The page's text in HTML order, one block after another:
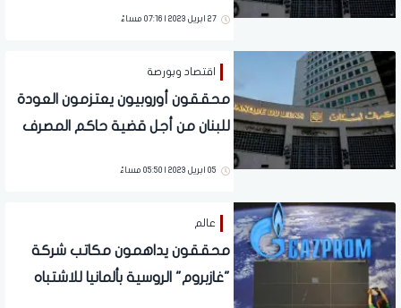
27 ابريل 2023 | 07:16 مساءً
اقتصاد وبورصة
محققون أوروبيون يعتزمون العودة
للبنان من أجل قضية حاكم المصرف
05 ابريل 2023 | 05:50 مساءً
عالم
محققون يداهمون مكاتب شركة
"غازبروم" الروسية بألمانيا للاشتباه